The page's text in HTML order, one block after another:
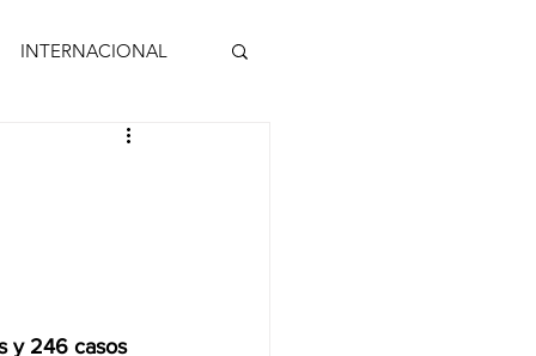
INTERNACIONAL
INTERNACIONAL
ESTILO
y 246 casos